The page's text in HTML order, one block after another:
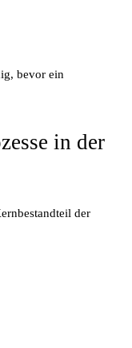
bevor ein
in der
der